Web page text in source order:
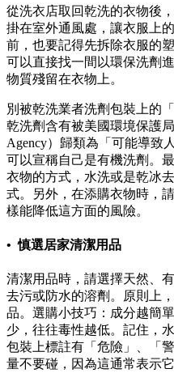
從洗衣店取回乾洗的衣物後
掛在室外通風處，讓衣服上
前，也要記得先拆除衣服的
可以直接找一間以環保洗劑
物質殘留在衣物上。
別被乾洗業者洗劑包裝上的
乾洗劑含有被美國環境保護局
Agency）歸類為「可能導致
可以宣稱自己是有機洗劑。
衣物的方式，水洗或是乾冰
式。另外，在添購衣物時，
樣能降低這方面的風險。
• 慎選居家清潔用品
清潔用品時，請選擇天然、
去污或防水的溶劑。原則上
品。選購小技巧：成分越簡
少，往往毒性越低。記住，
包裝上標註有「危險」、「
量不要碰，因為這通常表示